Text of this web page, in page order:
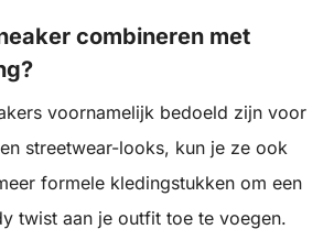
combineren met
voornamelijk bedoeld zijn voor
streetwear-looks, kun je ze ook
formele kledingstukken om een
twist aan je outfit toe te voegen.